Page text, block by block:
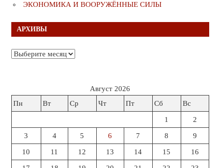
ЭКОНОМИКА И ВООРУЖЁННЫЕ СИЛЫ
АРХИВЫ
Архивы
Август 2026
Пн
Вт Ср Чт Пт Сб Вс
1 2
3 4 5 6 7 8 9
10 11 12 13 14 15 16